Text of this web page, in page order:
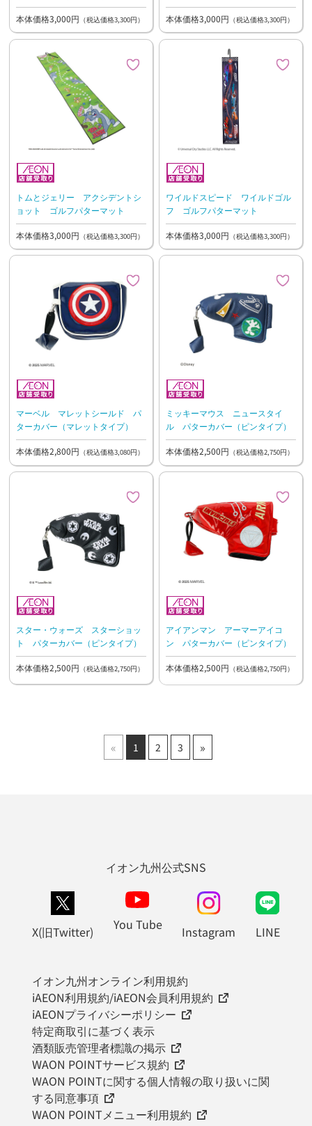
本体価格3,000円 （税込価格3,300円） 本体価格3,000円 （税込価格3,300円）
トムとジェリー アクシデントシ
ョット ゴルフパターマット
本体価格3,000円 （税込価格3,300円）
ワイルドスピード ワイルドゴル
フ ゴルフパターマット
本体価格3,000円 （税込価格3,300円）
マーベル マレットシールド パ
ターカバー（マレットタイプ）
本体価格2,800円 （税込価格3,080円）
ミッキーマウス ニュースタイ
ル パターカバー（ピンタイプ）
本体価格2,500円 （税込価格2,750円）
スター・ウォーズ スターショッ
ト パターカバー（ピンタイプ）
本体価格2,500円 （税込価格2,750円）
アイアンマン アーマーアイコ
ン パターカバー（ピンタイプ）
本体価格2,500円 （税込価格2,750円）
« 1 2 3 »
イオン九州公式SNS
X(旧Twitter) You Tube Instagram LINE
イオン九州オンライン利用規約
iAEON利用規約/iAEON会員利用規約
iAEONプライバシーポリシー
特定商取引に基づく表示
酒類販売管理者標識の掲示
WAON POINTサービス規約
WAON POINTに関する個人情報の取り扱いに関
する同意事項
WAON POINTメニュー利用規約